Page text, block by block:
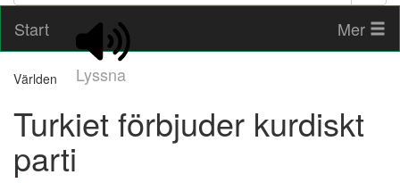
Start
Lyssna
Mer
Världen
Turkiet förbjuder kurdiskt
parti